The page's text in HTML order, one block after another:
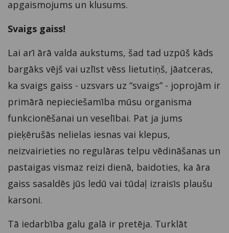
apgaismojums un klusums.
Svaigs gaiss!
Lai arī ārā valda aukstums, šad tad uzpūš kāds
bargāks vējš vai uzlīst vēss lietutiņš, jāatceras,
ka svaigs gaiss - uzsvars uz “svaigs” - joprojām ir
primārā nepieciešamība mūsu organisma
funkcionēšanai un veselībai. Pat ja jums
pieķērušās nelielas iesnas vai klepus,
neizvairieties no regulāras telpu vēdināšanas un
pastaigas vismaz reizi dienā, baidoties, ka āra
gaiss sasaldēs jūs ledū vai tūdaļ izraisīs plaušu
karsoni.
Tā iedarbība galu galā ir pretēja. Turklāt